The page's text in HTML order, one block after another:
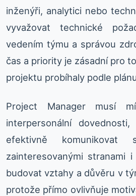
inženýři, analytici nebo
vyvažovat technické
vedením týmu a správou
čas a priority je zásadní pro
projektu probíhaly podle
Project Manager musí
interpersonální
efektivně
zainteresovanými stranami
budovat vztahy a důvěru v
protože přímo ovlivňuje